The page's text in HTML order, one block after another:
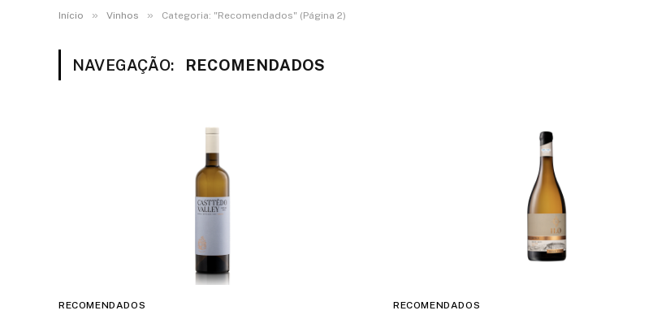
Início » Vinhos » Categoria: "Recomendados" (Página 2)
NAVEGAÇÃO: RECOMENDADOS
RECOMENDADOS RECOMENDADOS